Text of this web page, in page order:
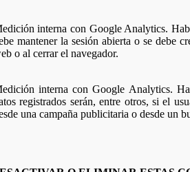
interna con Google Analytics.
mantener la sesión abierta o se debe
o al cerrar el navegador.
interna con Google Analytics.
registrados serán, entre otros, si el
una campaña publicitaria o desde un